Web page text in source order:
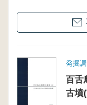
発掘
百舌
古墳